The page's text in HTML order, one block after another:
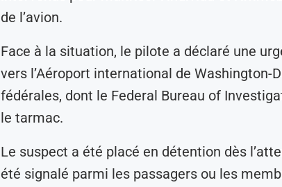
de l’avion.
Face à la situation, le pilote a déclaré une
vers l’Aéroport international de Washington-
fédérales, dont le Federal Bureau of
le tarmac.
Le suspect a été placé en détention dès
été signalé parmi les passagers ou les